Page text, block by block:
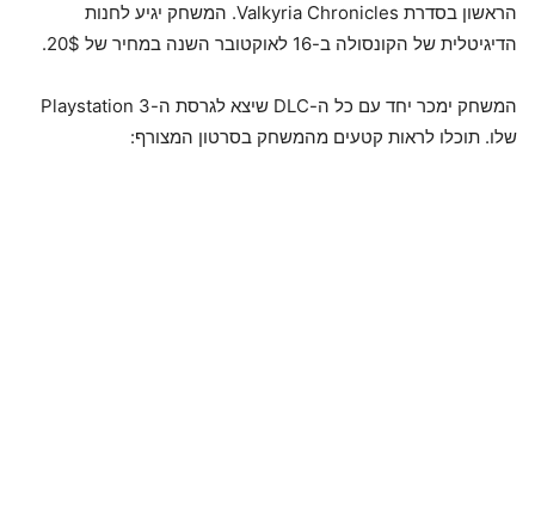
הראשון בסדרת Valkyria Chronicles. המשחק יגיע לחנות
הדיגיטלית של הקונסולה ב-16 לאוקטובר השנה במחיר של 20$.
המשחק ימכר יחד עם כל ה-DLC שיצא לגרסת ה-Playstation 3
שלו. תוכלו לראות קטעים מהמשחק בסרטון המצורף: